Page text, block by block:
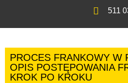
511
PROCES FRANKOWY W
OPIS POSTĘPOWANIA
KROK PO KROKU